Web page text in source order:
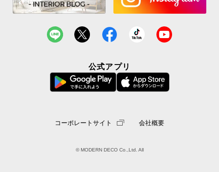
公式アプリ
コーポレートサイト 会社概要
© MODERN DECO Co.,Ltd. All